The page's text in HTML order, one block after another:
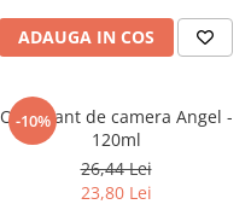
ADAUGA IN COS
-10%
Odorizant de camera Angel -
120ml
26,44 Lei
23,80 Lei